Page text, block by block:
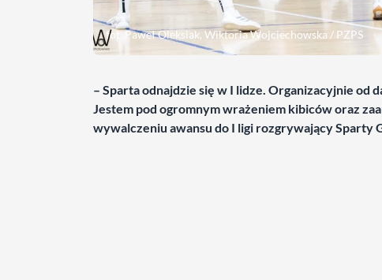
fot. Paweł Oleksiak, Wiktoria Wojciechowska / PZPS
– Sparta odnajdzie się w I lidze. Organizacyjnie od
Jestem pod ogromnym wrażeniem kibiców oraz
wywalczeniu awansu do I ligi rozgrywający Sparty